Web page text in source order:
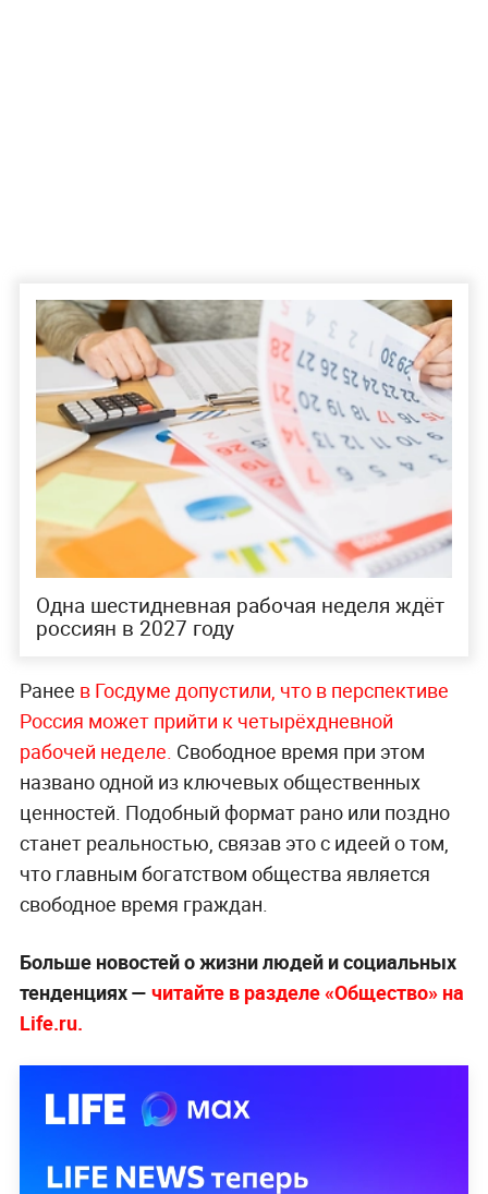
Одна шестидневная рабочая неделя ждёт
россиян в 2027 году
Ранее в Госдуме допустили, что в перспективе
Россия может прийти к четырёхдневной
рабочей неделе. Свободное время при этом
названо одной из ключевых общественных
ценностей. Подобный формат рано или поздно
станет реальностью, связав это с идеей о том,
что главным богатством общества является
свободное время граждан.
Больше новостей о жизни людей и социальных
тенденциях — читайте в разделе «Общество» на
Life.ru.